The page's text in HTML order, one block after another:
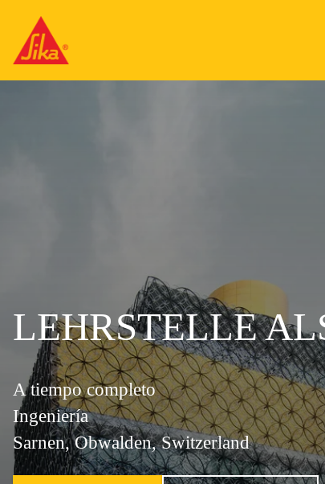
LEHRSTELLE
A tiempo completo
Ingeniería
Sarnen, Obwalden, Switzerland